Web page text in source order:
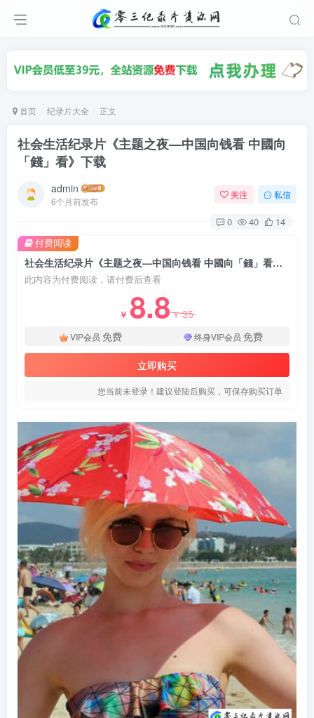
首页 纪录片大全 正文
社会生活纪录片《主题之夜—中国向钱看 中國向
「錢」看》下载
admin
6个月前发布
关注 私信
0 40 14
社会生活纪录片《主题之夜—中国向钱看 中國向「錢」看》下载
此内容为付费阅读，请付费后查看
￥ 8.8￥35
VIP会员 免费 终身VIP会员 免费
立即购买
您当前未登录！建议登陆后购买，可保存购买订单
付费阅读